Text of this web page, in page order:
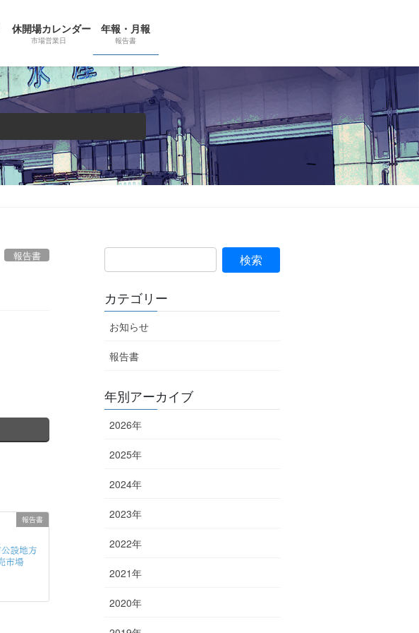
休開場カレンダー
市場営業日
年報・月報
報告書
報告書
報告書
カテゴリー
お知らせ
報告書
年別アーカイブ
2026年
2025年
2024年
2023年
2022年
2021年
2020年